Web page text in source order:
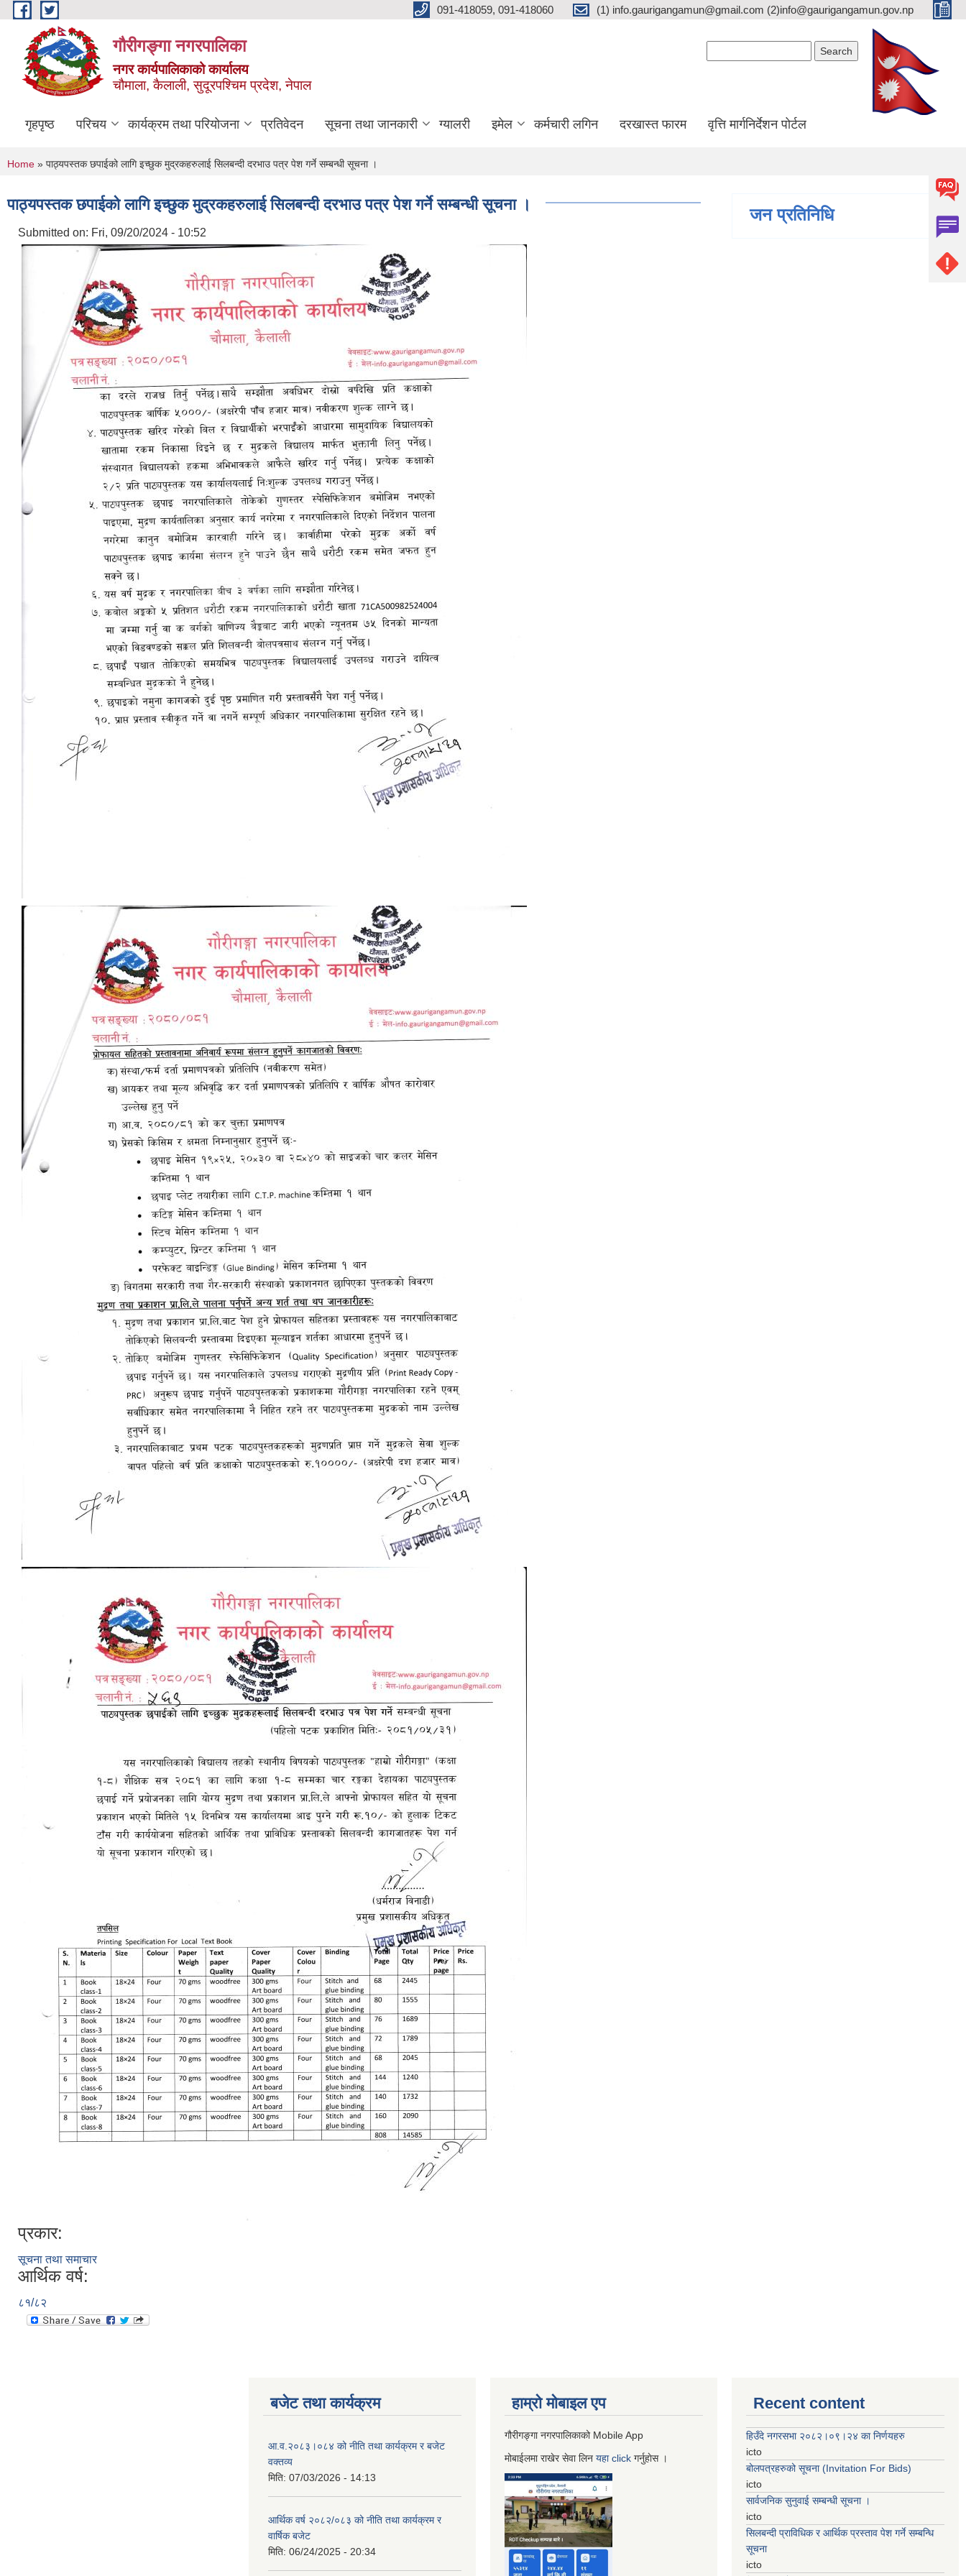
Skip to main content 091-418059, 091-418060 (1) info.gaurigangamun@gmail.com (2)info@gaurigangamun.gov.np
गौरीगङ्गा नगरपालिका
नगर कार्यपालिकाको कार्यालय
चौमाला, कैलाली, सुदूरपश्चिम प्रदेश, नेपाल
गृहपृष्ठ परिचय कार्यक्रम तथा परियोजना प्रतिवेदन सूचना तथा जानकारी ग्यालरी इमेल कर्मचारी लगिन दरखास्त फारम वृत्ति मार्गनिर्देशन पोर्टल
You are here
Home » पाठ्यपस्तक छपाईको लागि इच्छुक मुद्रकहरुलाई सिलबन्दी दरभाउ पत्र पेश गर्ने सम्बन्धी सूचना ।
पाठ्यपस्तक छपाईको लागि इच्छुक मुद्रकहरुलाई सिलबन्दी दरभाउ पत्र पेश गर्ने सम्बन्धी सूचना ।
Submitted on: Fri, 09/20/2024 - 10:52
प्रकार:
सूचना तथा समाचार
आर्थिक वर्ष:
८१/८२
जन प्रतिनिधि
बजेट तथा कार्यक्रम
आ.व.२०८३।०८४ को नीति तथा कार्यक्रम र बजेट
वक्तव्य
मिति: 07/03/2026 - 14:13
आर्थिक वर्ष २०८२/०८३ को नीति तथा कार्यक्रम र
वार्षिक बजेट
मिति: 06/24/2025 - 20:34
हाम्रो माेबाइल एप
गौरीगङ्गा नगरपालिकाको Mobile App
मोबाईलमा राखेर सेवा लिन यहाclick गर्नुहाेस ।
Recent content
हिउँदे नगरसभा २०८२।०९।२४ का निर्णयहरु
icto
बोलपत्रहरुको सूचना (Invitation For Bids)
icto
सार्वजनिक सुनुवाई सम्बन्धी सूचना ।
icto
सिलबन्दी प्राविधिक र आर्थिक प्रस्ताव पेश गर्ने सम्बन्धि
सूचना
icto